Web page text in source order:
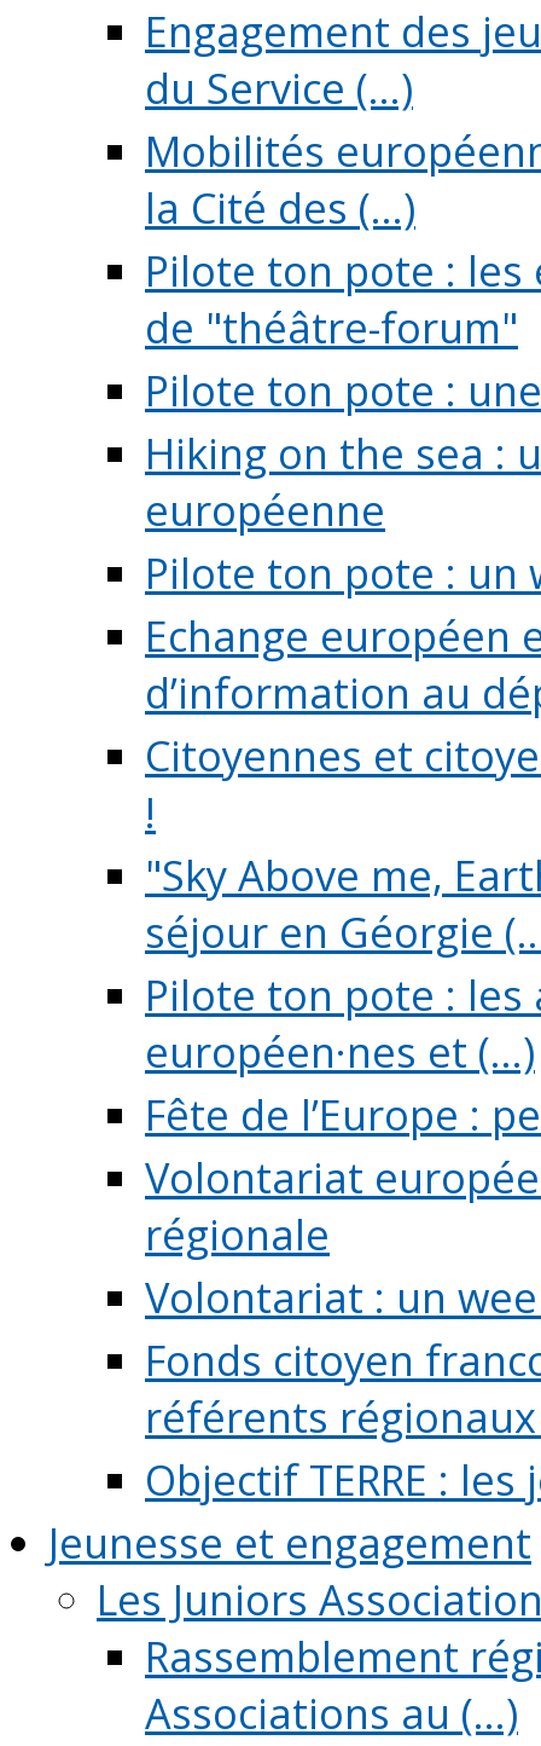
Engagement des
du Service (...)
Mobilités
la Cité des (...)
Pilote ton pote :
de "théâtre-forum"
Pilote ton pote :
Hiking on the sea :
européenne
Pilote ton pote : un
Echange européen
d’information au
Citoyennes et
!
"Sky Above me,
séjour en Géorgie
Pilote ton pote :
européen·nes et (...)
Fête de l’Europe :
Volontariat
régionale
Volontariat : un
Fonds citoyen
référents régionaux
Objectif TERRE :
Jeunesse et engagement
Les Juniors
Rassemblement
Associations au (...)